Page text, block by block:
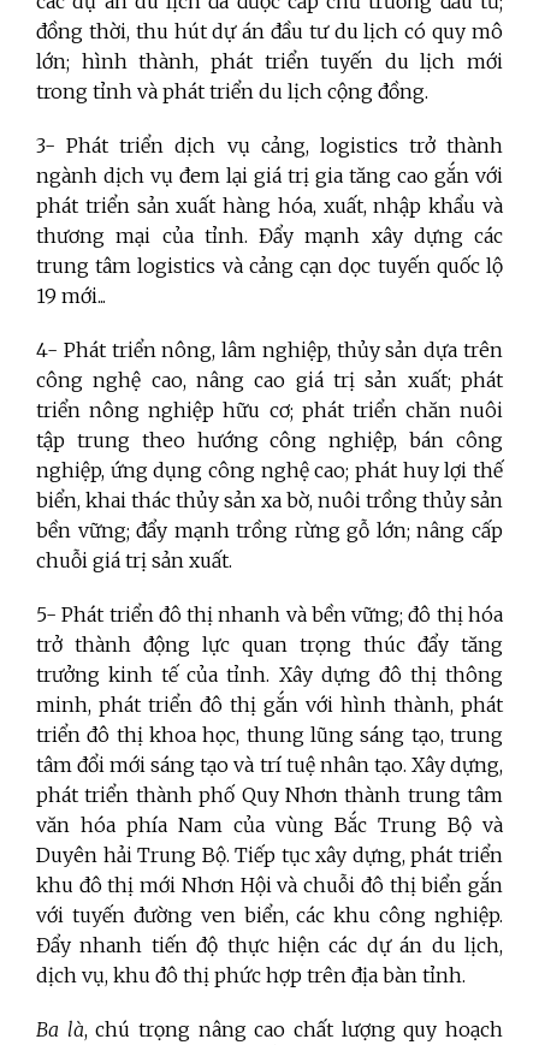
đồng thời, thu hút dự án đầu tư du lịch có quy mô
lớn; hình thành, phát triển tuyến du lịch mới
trong tỉnh và phát triển du lịch cộng đồng.
3- Phát triển dịch vụ cảng, logistics trở thành
ngành dịch vụ đem lại giá trị gia tăng cao gắn với
phát triển sản xuất hàng hóa, xuất, nhập khẩu và
thương mại của tỉnh. Đẩy mạnh xây dựng các
trung tâm logistics và cảng cạn dọc tuyến quốc lộ
19 mới...
4- Phát triển nông, lâm nghiệp, thủy sản dựa trên
công nghệ cao, nâng cao giá trị sản xuất; phát
triển nông nghiệp hữu cơ; phát triển chăn nuôi
tập trung theo hướng công nghiệp, bán công
nghiệp, ứng dụng công nghệ cao; phát huy lợi thế
biển, khai thác thủy sản xa bờ, nuôi trồng thủy sản
bền vững; đẩy mạnh trồng rừng gỗ lớn; nâng cấp
chuỗi giá trị sản xuất.
5- Phát triển đô thị nhanh và bền vững; đô thị hóa
trở thành động lực quan trọng thúc đẩy tăng
trưởng kinh tế của tỉnh. Xây dựng đô thị thông
minh, phát triển đô thị gắn với hình thành, phát
triển đô thị khoa học, thung lũng sáng tạo, trung
tâm đổi mới sáng tạo và trí tuệ nhân tạo. Xây dựng,
phát triển thành phố Quy Nhơn thành trung tâm
văn hóa phía Nam của vùng Bắc Trung Bộ và
Duyên hải Trung Bộ. Tiếp tục xây dựng, phát triển
khu đô thị mới Nhơn Hội và chuỗi đô thị biển gắn
với tuyến đường ven biển, các khu công nghiệp.
Đẩy nhanh tiến độ thực hiện các dự án du lịch,
dịch vụ, khu đô thị phức hợp trên địa bàn tỉnh.
Ba là, chú trọng nâng cao chất lượng quy hoạch